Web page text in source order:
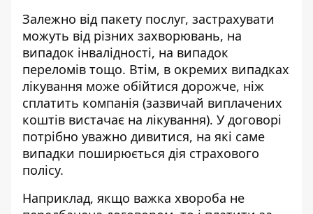
Залежно від пакету послуг, застрахувати
можуть від різних захворювань, на
випадок інвалідності, на випадок
переломів тощо. Втім, в окремих випадках
лікування може обійтися дорожче, ніж
сплатить компанія (зазвичай виплачених
коштів вистачає на лікування). У договорі
потрібно уважно дивитися, на які саме
випадки поширюється дія страхового
полісу.
Наприклад, якщо важка хвороба не